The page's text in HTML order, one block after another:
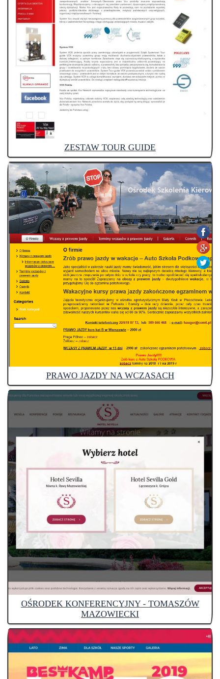
ZESTAW TOUR GUIDE
PRAWO JAZDY NA WCZASACH
OŚRODEK KONFERENCYJNY - TOMASZÓW
MAZOWIECKI